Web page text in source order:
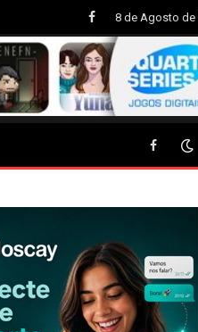
Facebook
8 de Agosto de